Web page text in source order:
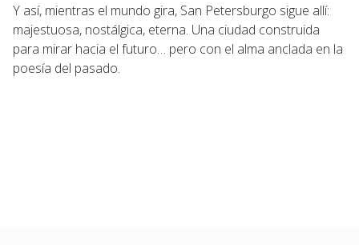
Y así, mientras el mundo gira, San Petersburgo sigue allí:
majestuosa, nostálgica, eterna. Una ciudad construida
para mirar hacia el futuro… pero con el alma anclada en la
poesía del pasado.